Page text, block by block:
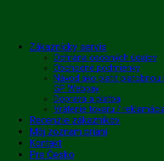
Skip
Zákaznícky servis
Ochrana osobných údajov
Obchodné podmienky
Návod ako platiť
GP Webpay
Doprava a platba
Vrátenie tovaru /
Recenzie zákazníkov
Môj zoznam prianí
Kontakt
Pre Česko